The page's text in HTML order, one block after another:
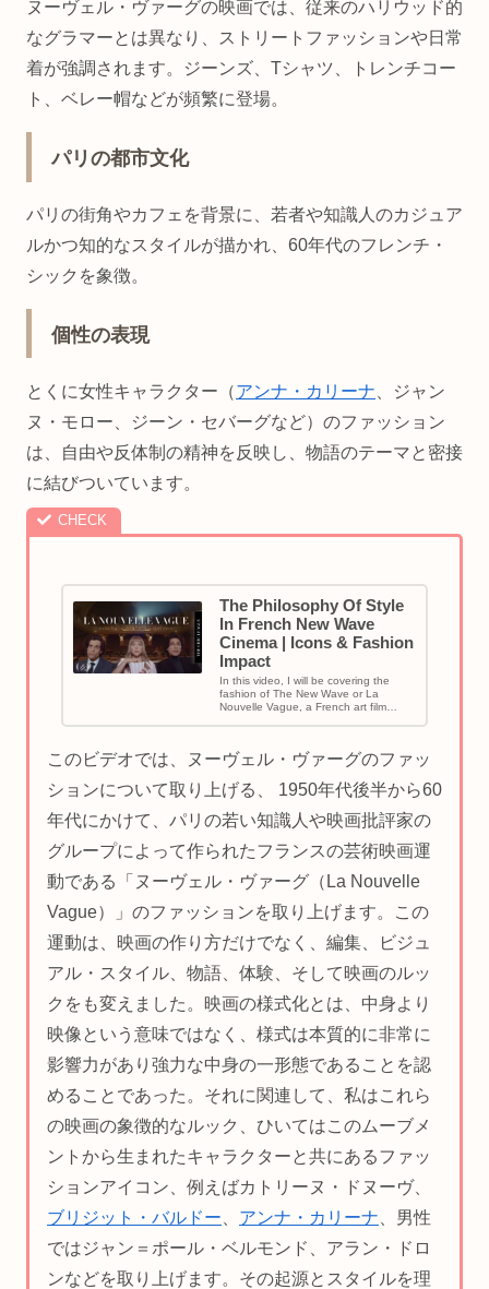
ヌーヴェル・ヴァーグの映画では、従来のハリウッド的
なグラマーとは異なり、ストリートファッションや日常
着が強調されます。ジーンズ、Tシャツ、トレンチコー
ト、ベレー帽などが頻繁に登場。
パリの都市文化
パリの街角やカフェを背景に、若者や知識人のカジュア
ルかつ知的なスタイルが描かれ、60年代のフレンチ・
シックを象徴。
個性の表現
とくに女性キャラクター（アンナ・カリーナ 、ジャン
ヌ・モロー、ジーン・セバーグなど）のファッション
は、自由や反体制の精神を反映し、物語のテーマと密接
に結びついています。
The Philosophy Of Style
In French New Wave
Cinema | Icons & Fashion
Impact
In this video, I will be covering the
fashion of The New Wave or La
Nouvelle Vague, a French art film
このビデオでは、ヌーヴェル・ヴァーグのファッ
ションについて取り上げる、 1950年代後半から60
年代にかけて、パリの若い知識人や映画批評家の
グループによって作られたフランスの芸術映画運
動である「ヌーヴェル・ヴァーグ（La Nouvelle
Vague）」のファッションを取り上げます。この
運動は、映画の作り方だけでなく、編集、ビジュ
アル・スタイル、物語、体験、そして映画のルッ
クをも変えました。映画の様式化とは、中身より
映像という意味ではなく、様式は本質的に非常に
影響力があり強力な中身の一形態であることを認
めることであった。それに関連して、私はこれら
の映画の象徴的なルック、ひいてはこのムーブメ
ントから生まれたキャラクターと共にあるファッ
ションアイコン、例えばカトリーヌ・ドヌーヴ、
ブリジット・バルドー
アンナ・カリーナ 、男性
ではジャン＝ポール・ベルモンド、アラン・ドロ
ンなどを取り上げます。その起源とスタイルを理